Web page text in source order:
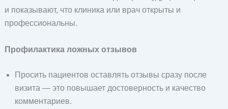
и показывают, что клиника или врач открыты и
профессиональны.
Профилактика ложных отзывов
Просить пациентов оставлять отзывы сразу после
визита — это повышает достоверность и качество
комментариев.